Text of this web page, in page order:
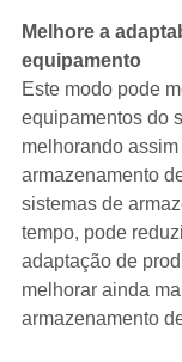
Melhore a
equipamento
Este modo pode
equipamentos do
melhorando
armazenamento
sistemas de
tempo, pode
adaptação de
melhorar ainda
armazenamento